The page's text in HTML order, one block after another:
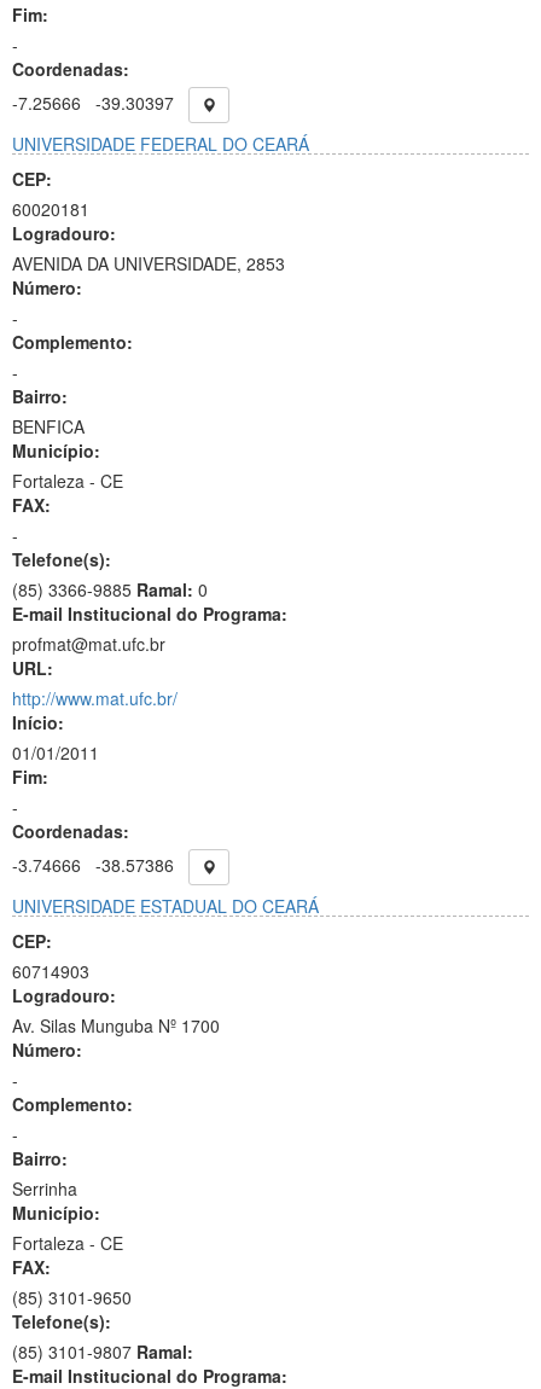
Fim:
-
Coordenadas:
-7.25666
-39.30397
UNIVERSIDADE FEDERAL DO CEARÁ
CEP:
60020181
Logradouro:
AVENIDA DA UNIVERSIDADE, 2853
Número:
-
Complemento:
-
Bairro:
BENFICA
Município:
Fortaleza - CE
FAX:
-
Telefone(s):
(85) 3366-9885 Ramal: 0
E-mail Institucional do Programa:
profmat@mat.ufc.br
URL:
http://www.mat.ufc.br/
Início:
01/01/2011
Fim:
-
Coordenadas:
-3.74666
-38.57386
UNIVERSIDADE ESTADUAL DO CEARÁ
CEP:
60714903
Logradouro:
Av. Silas Munguba Nº 1700
Número:
-
Complemento:
-
Bairro:
Serrinha
Município:
Fortaleza - CE
FAX:
(85) 3101-9650
Telefone(s):
(85) 3101-9807 Ramal:
E-mail Institucional do Programa: